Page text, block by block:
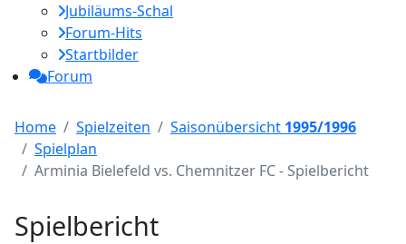
Jubiläums-Schal
Forum-Hits
Startbilder
Forum
Home Spielzeiten Saisonübersicht 1995/1996
Spielplan
Arminia Bielefeld vs. Chemnitzer FC - Spielbericht
Spielbericht